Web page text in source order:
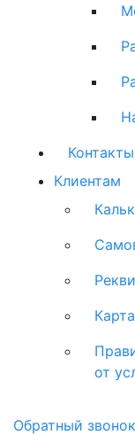
Контакты
Клиентам
от
Обратный звонок